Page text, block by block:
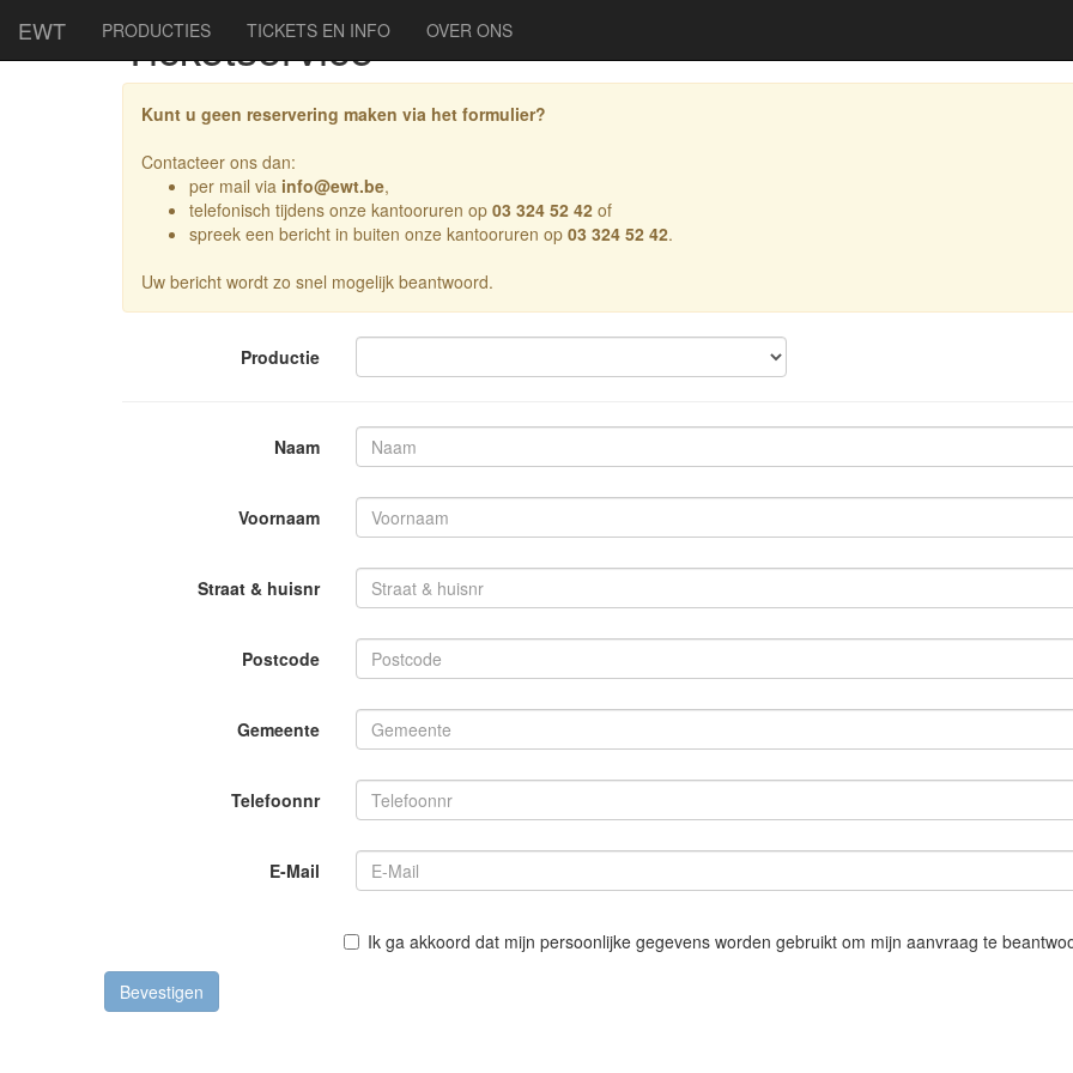
EWT PRODUCTIES TICKETS EN INFO OVER ONS
Ticketservice
Kunt u geen reservering maken via het formulier?
Contacteer ons dan:
per mail via info@ewt.be,
telefonisch tijdens onze kantooruren op 03 324 52 42 of
spreek een bericht in buiten onze kantooruren op 03 324 52 42.
Uw bericht wordt zo snel mogelijk beantwoord.
Productie
Naam
Voornaam
Straat & huisnr
Postcode
Gemeente
Telefoonnr
E-Mail
Ik ga akkoord dat mijn persoonlijke gegevens worden gebruikt om mijn aanvraag te